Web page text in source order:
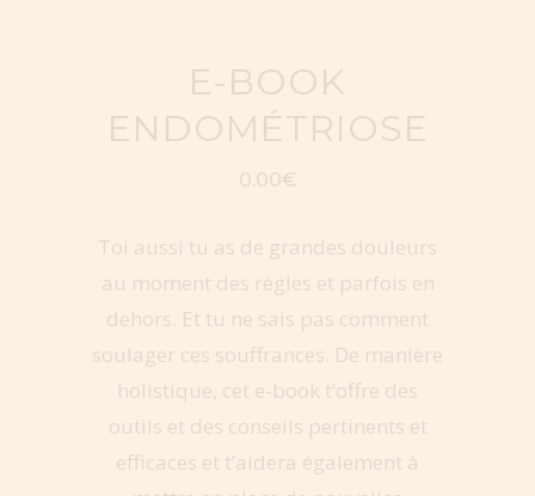
Sacré
E-BOOK
ENDOMÉTRIOSE
0.00€
Toi aussi tu as de grandes douleurs
au moment des règles et parfois en
dehors. Et tu ne sais pas comment
soulager ces souffrances. De manière
holistique, cet e-book t’offre des
outils et des conseils pertinents et
efficaces et t’aidera également à